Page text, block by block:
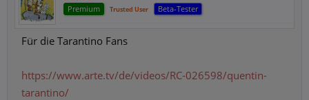
Premium Trusted User Beta-Tester
Für die Tarantino Fans
https://www.arte.tv/de/videos/RC-026598/quentin-
tarantino/